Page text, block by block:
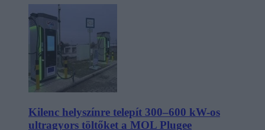
Kilenc helyszínre telepít 300–600 kW-os
ultragyors töltőket a MOL Plugee